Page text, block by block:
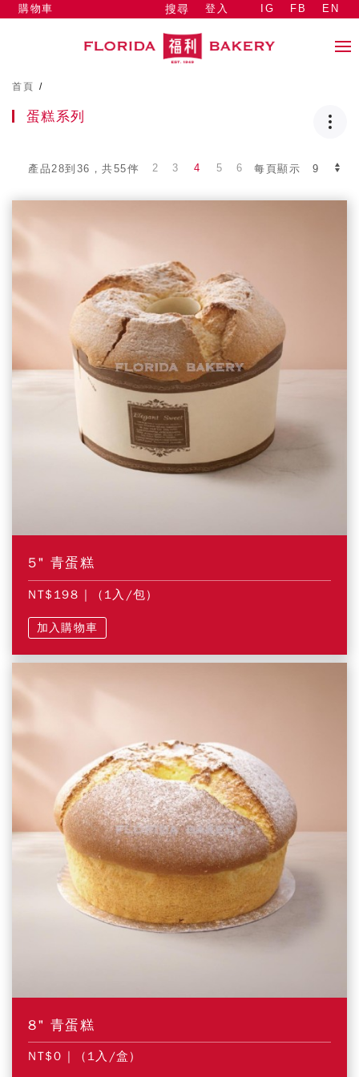
搜尋 登入
購物車 IG FB EN
首頁 /
蛋糕系列
產品28到36，共55件 每頁顯示
2 3 4 5 6
5" 青蛋糕
NT$198 | (1入/包)
加入購物車
8" 青蛋糕
NT$0 | (1入/盒)